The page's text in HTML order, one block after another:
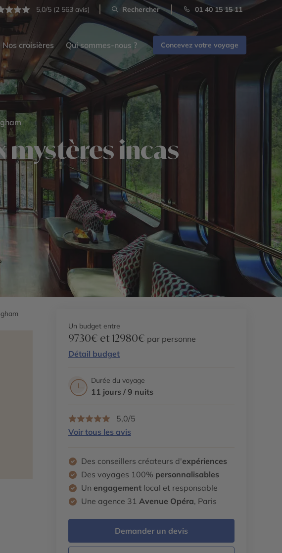
5,0/5 (2 563 avis) Rechercher 01 40 15 15 11
Nos croisières Qui sommes-nous ? Concevez votre voyage
mystères incas
Un budget entre
9730€ et 12980€ par personne
Détail budget
Durée du voyage
11 jours / 9 nuits
5,0/5
Voir tous les avis
Des conseillers créateurs d'expériences
Des voyages 100% personnalisables
Un engagement local et responsable
Une agence 31 Avenue Opéra, Paris
Demander un devis